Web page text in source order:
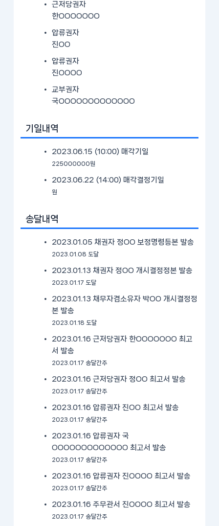
근저당권자
한OOOOOOO
압류권자
진OO
압류권자
진OOOO
교부권자
국OOOOOOOOOOOOO
기일내역
2023.06.15 (10:00) 매각기일
225000000원
2023.06.22 (14:00) 매각결정기일
원
송달내역
2023.01.05 채권자 정OO 보정명령등본 발송
2023.01.08 도달
2023.01.13 채권자 정OO 개시결정정본 발송
2023.01.17 도달
2023.01.13 채무자겸소유자 박OO 개시결정정
본 발송
2023.01.18 도달
2023.01.16 근저당권자 한OOOOOOO 최고
서 발송
2023.01.17 송달간주
2023.01.16 근저당권자 정OO 최고서 발송
2023.01.17 송달간주
2023.01.16 압류권자 진OO 최고서 발송
2023.01.17 송달간주
2023.01.16 압류권자 국
OOOOOOOOOOOOO 최고서 발송
2023.01.17 송달간주
2023.01.16 압류권자 진OOOO 최고서 발송
2023.01.17 송달간주
2023.01.16 주무관서 진OOOO 최고서 발송
2023.01.17 송달간주